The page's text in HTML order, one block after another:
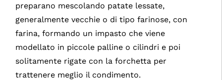
preparano mescolando patate lessate,
generalmente vecchie o di tipo farinose, con
farina, formando un impasto che viene
modellato in piccole palline o cilindri e poi
solitamente rigate con la forchetta per
trattenere meglio il condimento.